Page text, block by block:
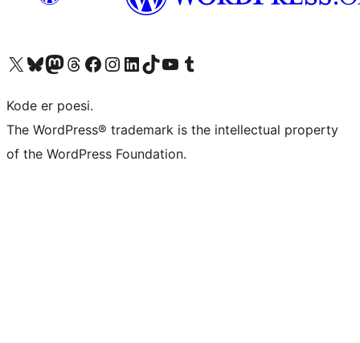
Besøg vores X (tidligere Twitter) konto
Besøg vores Bluesky-konto
Besøg vores Mastodon konto
Besøg vores Threads-konto
Besøg vores Facebook sideBesøg vores Instagram konto
Besøg vores LinkedIn konto
Besøg vores TikTok-konto
Besøg vores YouTube-kanalBesøg vores Tumblr-konto
Kode er poesi.
The WordPress® trademark is the intellectual property
of the WordPress Foundation.